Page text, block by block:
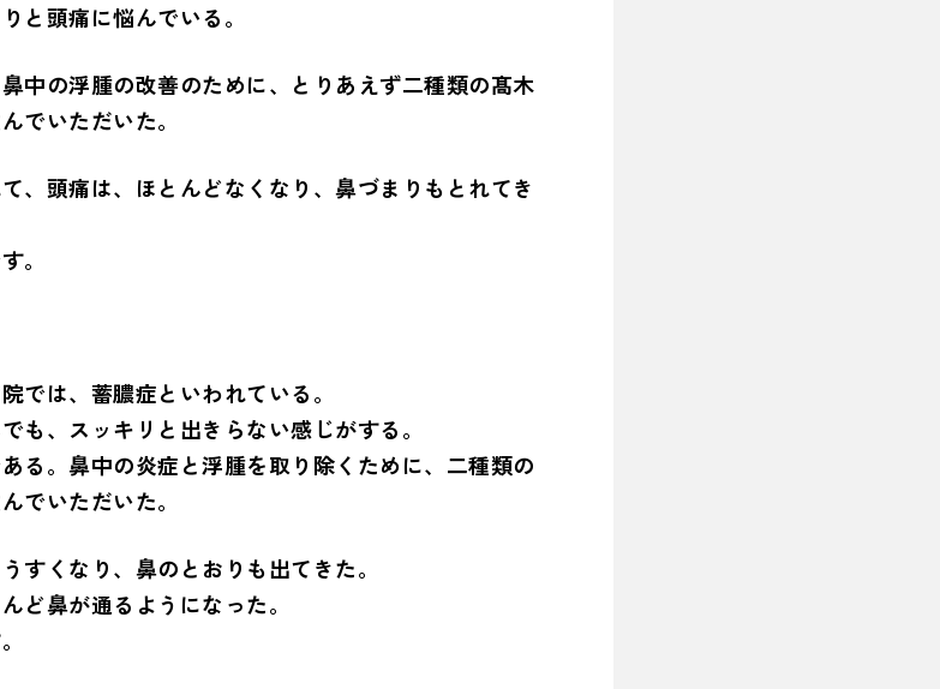
と頭痛に悩んでいる。
中の浮腫の改善のために、とりあえず二種類の髙木
でいただいた。
、頭痛は、ほとんどなくなり、鼻づまりもとれてき
。
では、蓄膿症といわれている。
も、スッキリと出きらない感じがする。
る。鼻中の炎症と浮腫を取り除くために、二種類の
でいただいた。
すくなり、鼻のとおりも出てきた。
ど鼻が通るようになった。